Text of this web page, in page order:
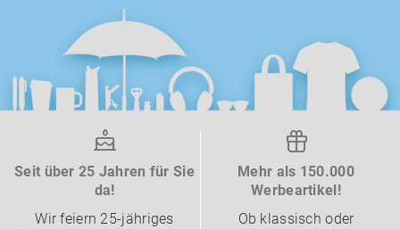
Seit über 25 Jahren für Sie
da!
Wir feiern 25-jähriges
Mehr als 150.000
Werbeartikel!
Ob klassisch oder